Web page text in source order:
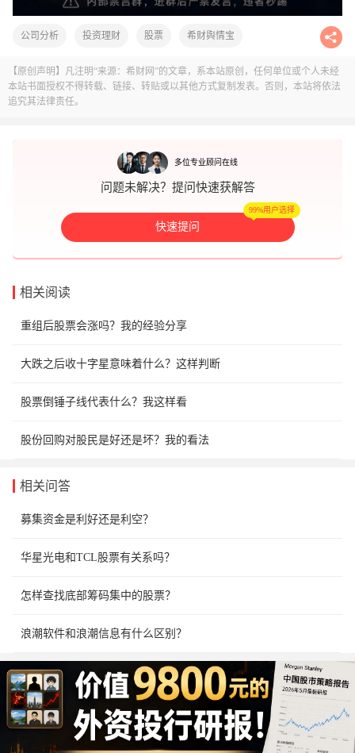
公司分析 投资理财 股票 希财舆情宝
【原创声明】凡注明“来源：希财网”的文章，系本站原创，任何单位或个人未经
本站书面授权不得转载、链接、转贴或以其他方式复制发表。否则，本站将依法
追究其法律责任。
多位专业顾问在线
问题未解决？提问快速获解答
快速提问
99%用户选择
相关阅读
重组后股票会涨吗？我的经验分享
大跌之后收十字星意味着什么？这样判断
股票倒锤子线代表什么？我这样看
股份回购对股民是好还是坏？我的看法
相关问答
募集资金是利好还是利空？
华星光电和TCL股票有关系吗？
怎样查找底部筹码集中的股票？
浪潮软件和浪潮信息有什么区别？